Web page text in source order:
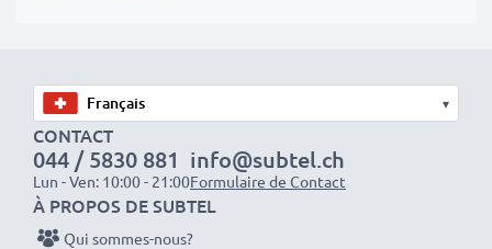
supplémentaires pour les professionnels et les
amateurs.
Optez pour CELLONIC et ne faites aucun compromis
sur la qualité. Passez votre commande dès maintenant
▾
CONTACT
044 / 5830 881
Lun - Ven: 10:00 - 21:00
info@subtel.ch
Formulaire de Contact
À PROPOS DE SUBTEL
Qui sommes-nous?